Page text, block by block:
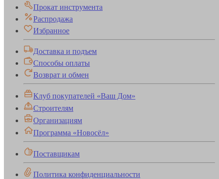
Прокат инструмента
Распродажа
Избранное
Доставка и подъем
Способы оплаты
Возврат и обмен
Клуб покупателей «Ваш Дом»
Строителям
Организациям
Программа «Новосёл»
Поставщикам
Политика конфиденциальности